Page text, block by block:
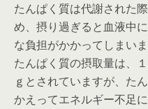
たんぱく質は代謝された
め、摂り過ぎると血液中
な負担がかかってしまいま
たんぱく質の摂取量は、
ｇとされていますが、た
かえってエネルギー不足